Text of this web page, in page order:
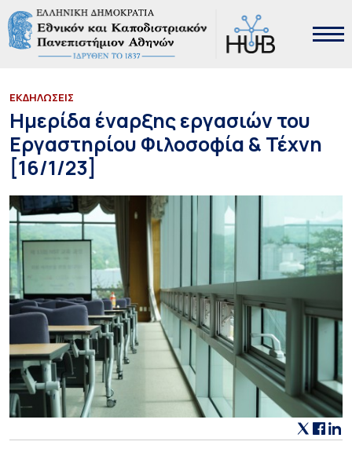
ΕΚΔΗΛΩΣΕΙΣ
Ημερίδα έναρξης εργασιών του
Εργαστηρίου Φιλοσοφία & Τέχνη
[16/1/23]